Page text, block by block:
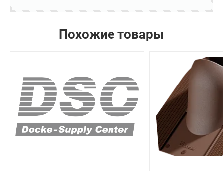
Похожие товары